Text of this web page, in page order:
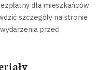
dla mieszkańców
szczegóły na stronie
przed